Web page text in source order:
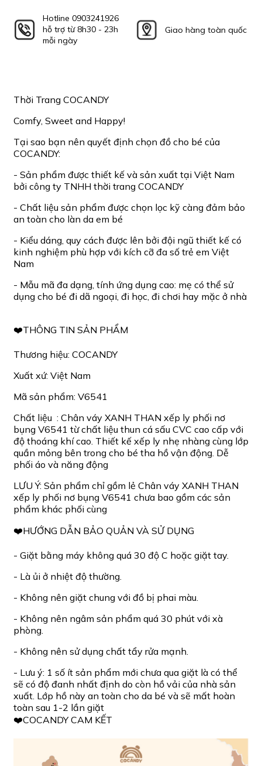
Hotline 0903241926
hỗ trợ từ 8h30 - 23h
mỗi ngày
Giao hàng toàn quốc
Thời Trang COCANDY
Comfy, Sweet and Happy!
Tại sao bạn nên quyết định chọn đồ cho bé của
COCANDY:
- Sản phẩm được thiết kế và sản xuất tại Việt Nam
bởi công ty TNHH thời trang COCANDY
- Chất liệu sản phẩm được chọn lọc kỹ càng đảm bảo
an toàn cho làn da em bé
- Kiểu dáng, quy cách được lên bởi đội ngũ thiết kế có
kinh nghiệm phù hợp với kích cỡ đa số trẻ em Việt
Nam
- Mẫu mã đa dạng, tính ứng dụng cao: mẹ có thể sử
dụng cho bé đi dã ngoại, đi học, đi chơi hay mặc ở nhà
❤️THÔNG TIN SẢN PHẨM
Thương hiệu: COCANDY
Xuất xứ: Việt Nam
Mã sản phẩm: V6541
Chất liệu : Chân váy XANH THAN xếp ly phối nơ
bụng V6541 từ chất liệu thun cá sấu CVC cao cấp với
độ thoáng khí cao. Thiết kế xếp ly nhẹ nhàng cùng lớp
quần mỏng bên trong cho bé tha hồ vận động. Dễ
phối áo và năng động
LƯU Ý: Sản phẩm chỉ gồm lẻ Chân váy XANH THAN
xếp ly phối nơ bụng V6541 chưa bao gồm các sản
phẩm khác phối cùng
❤️HƯỚNG DẪN BẢO QUẢN VÀ SỬ DỤNG
- Giặt bằng máy không quá 30 độ C hoặc giặt tay.
- Là ủi ở nhiệt độ thường.
- Không nên giặt chung với đồ bị phai màu.
- Không nên ngâm sản phẩm quá 30 phút với xà
phòng.
- Không nên sử dụng chất tẩy rửa mạnh.
- Lưu ý: 1 số ít sản phẩm mới chưa qua giặt là có thể
sẽ có độ đanh nhất định do còn hồ vải của nhà sản
xuất. Lớp hồ này an toàn cho da bé và sẽ mất hoàn
toàn sau 1-2 lần giặt
❤️COCANDY CAM KẾT